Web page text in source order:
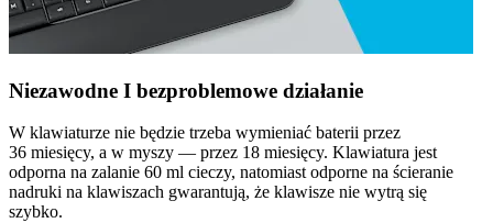
Niezawodne I bezproblemowe działanie
W klawiaturze nie będzie trzeba wymieniać baterii przez
36 miesięcy, a w myszy — przez 18 miesięcy. Klawiatura jest
odporna na zalanie 60 ml cieczy, natomiast odporne na ścieranie
nadruki na klawiszach gwarantują, że klawisze nie wytrą się
szybko.